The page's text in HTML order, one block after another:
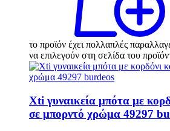
το προϊόν έχει πολλαπλές
να επιλεγούν στη σελίδα του
Xti γυναικεία μπότα με
σε μπορντό χρώμα 49297